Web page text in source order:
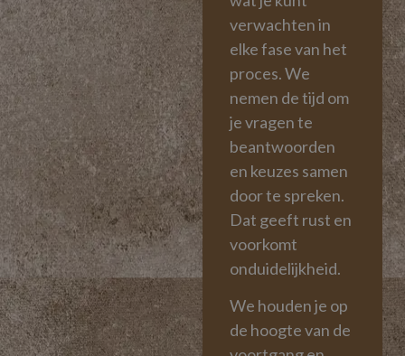
verwachten in
elke fase van het
proces. We
nemen de tijd om
je vragen te
beantwoorden
en keuzes samen
door te spreken.
Dat geeft rust en
voorkomt
onduidelijkheid.
We houden je op
de hoogte van de